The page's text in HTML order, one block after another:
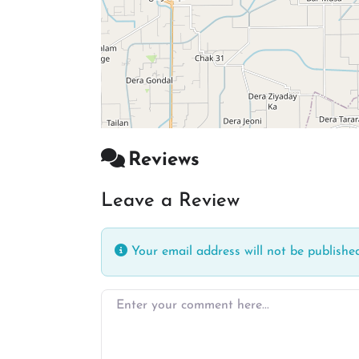
Reviews
Leave a Review
Your email address will not be
Enter your comment here…